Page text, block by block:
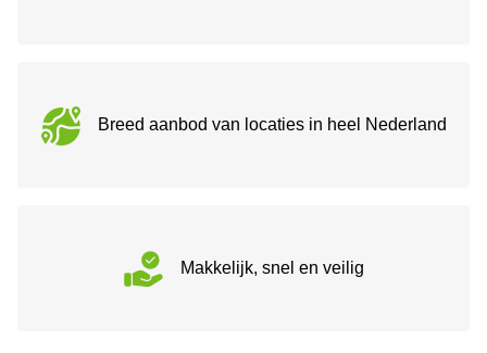
Breed aanbod van locaties in heel Nederland
Makkelijk, snel en veilig